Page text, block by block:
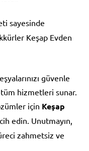
sayesinde
Keşap Evden
güvenle
hizmetleri sunar.
için Keşap
edin. Unutmayın,
zahmetsiz ve